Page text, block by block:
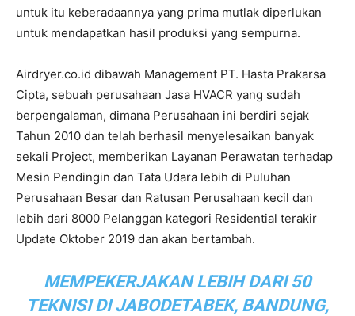
untuk itu keberadaannya yang prima mutlak diperlukan
untuk mendapatkan hasil produksi yang sempurna.
Airdryer.co.id dibawah Management PT. Hasta Prakarsa
Cipta, sebuah perusahaan Jasa HVACR yang sudah
berpengalaman, dimana Perusahaan ini berdiri sejak
Tahun 2010 dan telah berhasil menyelesaikan banyak
sekali Project, memberikan Layanan Perawatan terhadap
Mesin Pendingin dan Tata Udara lebih di Puluhan
Perusahaan Besar dan Ratusan Perusahaan kecil dan
lebih dari 8000 Pelanggan kategori Residential terakir
Update Oktober 2019 dan akan bertambah.
MEMPEKERJAKAN LEBIH DARI 50
TEKNISI DI JABODETABEK, BANDUNG,